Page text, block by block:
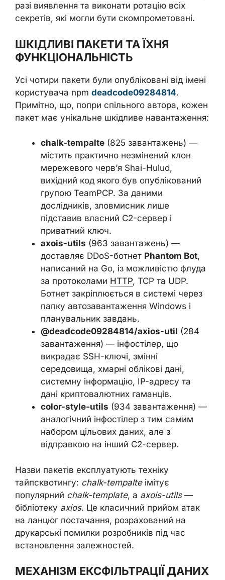
разі виявлення та виконати ротацію всіх
секретів, які могли бути скомпрометовані.
ШКІДЛИВІ ПАКЕТИ ТА ЇХНЯ
ФУНКЦІОНАЛЬНІСТЬ
Усі чотири пакети були опубліковані від імені
користувача npm deadcode09284814.
Примітно, що, попри спільного автора, кожен
пакет має унікальне шкідливе навантаження:
chalk-tempalte (825 завантажень) —
містить практично незмінений клон
мережевого черв’я Shai-Hulud,
вихідний код якого був опублікований
групою TeamPCP. За даними
дослідників, зловмисник лише
підставив власний C2-сервер і
приватний ключ.
axois-utils (963 завантажень) —
доставляє DDoS-ботнет Phantom Bot,
написаний на Go, із можливістю флуда
за протоколами HTTP, TCP та UDP.
Ботнет закріплюється в системі через
папку автозавантаження Windows і
планувальник завдань.
@deadcode09284814/axios-util (284
завантаження) — інфостілер, що
викрадає SSH-ключі, змінні
середовища, хмарні облікові дані,
системну інформацію, IP-адресу та
дані криптовалютних гаманців.
color-style-utils (934 завантаження) —
аналогічний інфостілер з тим самим
набором цільових даних, але з
відправкою на інший C2-сервер.
Назви пакетів експлуатують техніку
тайпсквотингу: chalk-tempalteімітує
популярний chalk-template, а axois-utils—
бібліотеку axios. Це класичний прийом атак
на ланцюг постачання, розрахований на
друкарські помилки розробників під час
встановлення залежностей.
МЕХАНІЗМ ЕКСФІЛЬТРАЦІЇ ДАНИХ